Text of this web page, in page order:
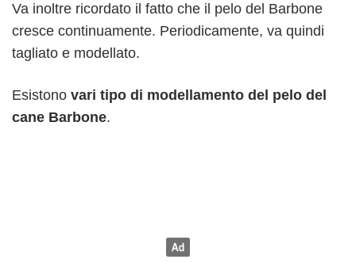
Va inoltre ricordato il fatto che il pelo del Barbone
cresce continuamente. Periodicamente, va quindi
tagliato e modellato.
Esistono vari tipo di modellamento del pelo del
cane Barbone.